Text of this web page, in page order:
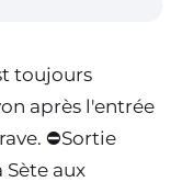
toujours
après l'entrée
⛔Sortie
aux